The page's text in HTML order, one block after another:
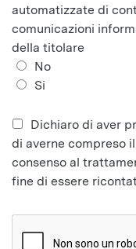
automatizzate di
comunicazioni
della titolare
No
Si
Dichiaro di aver
di averne compreso
consenso al
fine di essere